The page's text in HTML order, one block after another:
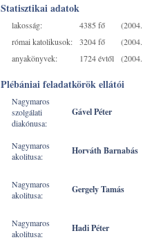
Statisztikai adatok
lakosság: 4385 fő
római katolikusok:
3204 fő
anyakönyvek:
1724 évtől
Plébániai feladatkörök ellátói
Nagymaros
szolgálati
diakónusa:
Gável Péter
Nagymaros
akolitusa:
Horváth Barnabás
Nagymaros
akolitusa:
Gergely Tamás
Nagymaros
akolitusa:
Hadi Péter